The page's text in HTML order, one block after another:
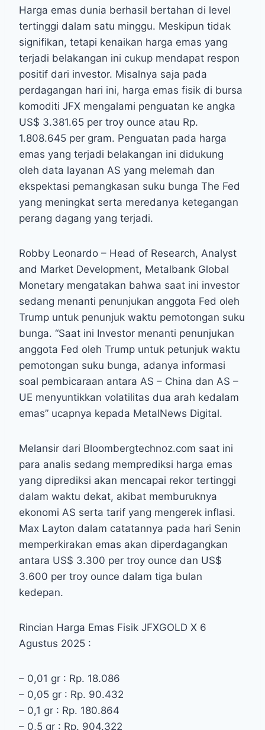
Harga emas dunia berhasil bertahan di level
tertinggi dalam satu minggu. Meskipun tidak
signifikan, tetapi kenaikan harga emas yang
terjadi belakangan ini cukup mendapat respon
positif dari investor. Misalnya saja pada
perdagangan hari ini, harga emas fisik di bursa
komoditi JFX mengalami penguatan ke angka
US$ 3.381.65 per troy ounce atau Rp.
1.808.645 per gram. Penguatan pada harga
emas yang terjadi belakangan ini didukung
oleh data layanan AS yang melemah dan
ekspektasi pemangkasan suku bunga The Fed
yang meningkat serta meredanya ketegangan
perang dagang yang terjadi.
Robby Leonardo – Head of Research, Analyst
and Market Development, Metalbank Global
Monetary mengatakan bahwa saat ini investor
sedang menanti penunjukan anggota Fed oleh
Trump untuk penunjuk waktu pemotongan suku
bunga. “Saat ini Investor menanti penunjukan
anggota Fed oleh Trump untuk petunjuk waktu
pemotongan suku bunga, adanya informasi
soal pembicaraan antara AS – China dan AS –
UE menyuntikkan volatilitas dua arah kedalam
emas” ucapnya kepada MetalNews Digital.
Melansir dari Bloombergtechnoz.com saat ini
para analis sedang memprediksi harga emas
yang diprediksi akan mencapai rekor tertinggi
dalam waktu dekat, akibat memburuknya
ekonomi AS serta tarif yang mengerek inflasi.
Max Layton dalam catatannya pada hari Senin
memperkirakan emas akan diperdagangkan
antara US$ 3.300 per troy ounce dan US$
3.600 per troy ounce dalam tiga bulan
kedepan.
Rincian Harga Emas Fisik JFXGOLD X 6
Agustus 2025 :
– 0,01 gr : Rp. 18.086
– 0,05 gr : Rp. 90.432
– 0,1 gr : Rp. 180.864
– 0,5 gr : Rp. 904.322